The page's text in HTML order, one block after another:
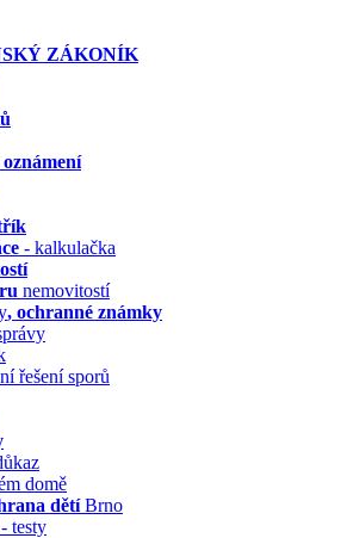
ZÁKONÍK
- kalkulačka
nemovitostí
, ochranné známky
řešení sporů
domě
dětíBrno
- testy